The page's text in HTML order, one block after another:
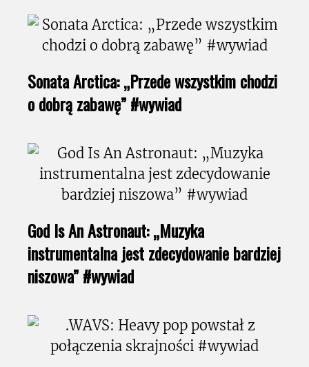
Sonata Arctica: „Przede wszystkim chodzi
o dobrą zabawę” #wywiad
God Is An Astronaut: „Muzyka
instrumentalna jest zdecydowanie bardziej
niszowa” #wywiad